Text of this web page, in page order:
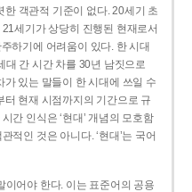
객관적 기준이 없다. 20세기 초
세기가 상당히 진행된 현재로서
하기에 어려움이 있다. 한 시대
대 간 시간 차를 30년 남짓으로
있는 말들이 한 시대에 쓰일 수
현재 시점까지의 기간으로 규
간 인식은 ‘현대’ 개념의 모호함
적인 것은 아니다. ‘현대’는 국어
어야 한다. 이는 표준어의 공용